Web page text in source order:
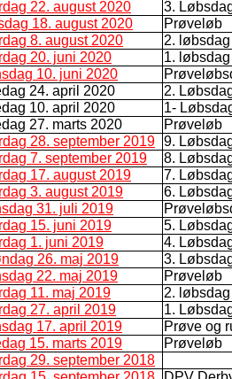
22. august 2020
3.
18. august 2020
Prøveløb
8. august 2020
2. løbsdag
20. juni 2020
1. løbsdag
10. juni 2020
24. april 2020
2.
10. april 2020
1-
27. marts 2020
Prøveløb
28. september 2019 9.
7. september 2019
8.
17. august 2019
7.
3. august 2019
6.
31. juli 2019
15. juni 2019
5.
1. juni 2019
4.
26. maj 2019
3.
22. maj 2019
Prøveløb
11. maj 2019
2. løbsdag
27. april 2019
1.
17. april 2019
Prøve og
15. marts 2019
Prøveløb
29. september 2018